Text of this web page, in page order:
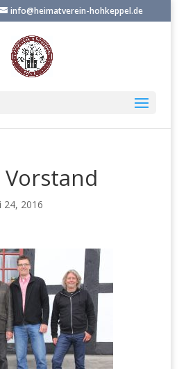
info@heimatverein-hohkeppel.de
24, 2016